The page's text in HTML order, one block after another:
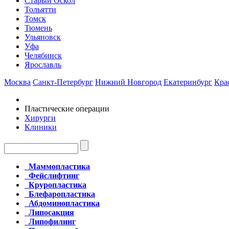
Тольятти
Томск
Тюмень
Ульяновск
Уфа
Челябинск
Ярославль
Москва Санкт-Петербург Нижний Новгород Екатеринбург
Пластические операции
Хирурги
Клиники
Маммопластика
Фейслифтинг
Круропластика
Блефаропластика
Абдоминопластика
Липосакция
Липофилинг